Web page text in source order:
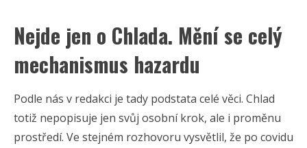
Nejde jen o Chlada. Mění se celý
mechanismus hazardu
Podle nás v redakci je tady podstata celé věci. Chlad
totiž nepopisuje jen svůj osobní krok, ale i proměnu
prostředí. Ve stejném rozhovoru vysvětlil, že po covidu